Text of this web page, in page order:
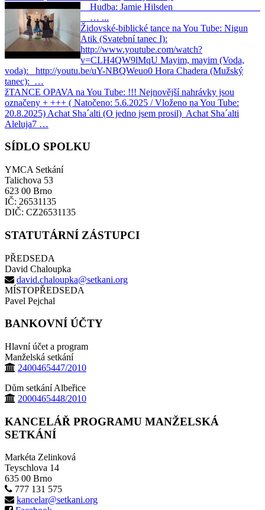
Hudba: Jamie Hilsden
… ...
Židovské-biblické tance na You Tube: Nigun
Atik (Svatební tanec I):
http://www.youtube.com/watch?
v=CLH4QW9lMqU Mayim, mayim (Voda,
voda): http://youtu.be/uY-NBQWeuo0 Hora Chadera (Mužský
tanec): …
žTANCE OPAVA na You Tube: !!! Nejnovější nahrávky jsou
označeny + +++ ( Natočeno: 5.6.2025 / Vloženo na You Tube:
20.8.2025) Achat Sha´alti (O jedno jsem prosil) Achat Sha´alti
Aleluja7 …
SÍDLO SPOLKU
YMCA Setkání
Talichova 53
623 00 Brno
IČ: 26531135
DIČ: CZ26531135
STATUTÁRNÍ ZÁSTUPCI
PŘEDSEDA
David Chaloupka
david.chaloupka@setkani.org
MÍSTOPŘEDSEDA
Pavel Pejchal
BANKOVNÍ ÚČTY
Hlavní účet a program
Manželská setkání
2400465447/2010
Dům setkání Albeřice
2000465448/2010
KANCELÁŘ PROGRAMU MANŽELSKÁ
SETKÁNÍ
Markéta Zelinková
Teyschlova 14
635 00 Brno
777 131 575
kancelar@setkani.org